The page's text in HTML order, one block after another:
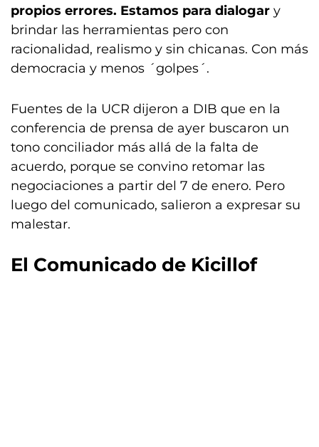
propios errores. Estamos para dialogar y
brindar las herramientas pero con
racionalidad, realismo y sin chicanas. Con más
democracia y menos ´golpes´.
Fuentes de la UCR dijeron a DIB que en la
conferencia de prensa de ayer buscaron un
tono conciliador más allá de la falta de
acuerdo, porque se convino retomar las
negociaciones a partir del 7 de enero. Pero
luego del comunicado, salieron a expresar su
malestar.
El Comunicado de Kicillof